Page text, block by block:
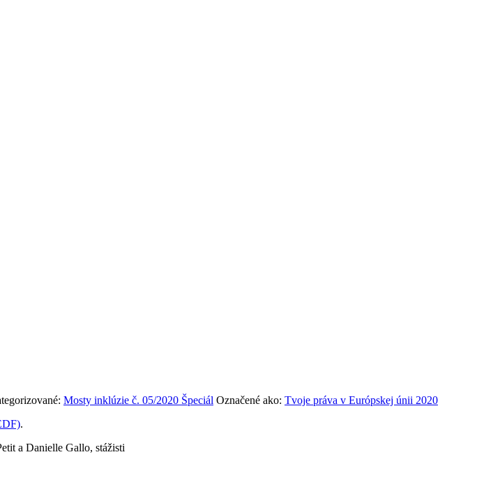
Mosty inklúzie č. 05/2020 Špeciál Označené ako: Tvoje práva v Európskej únii 2020
.
a Danielle Gallo, stážisti